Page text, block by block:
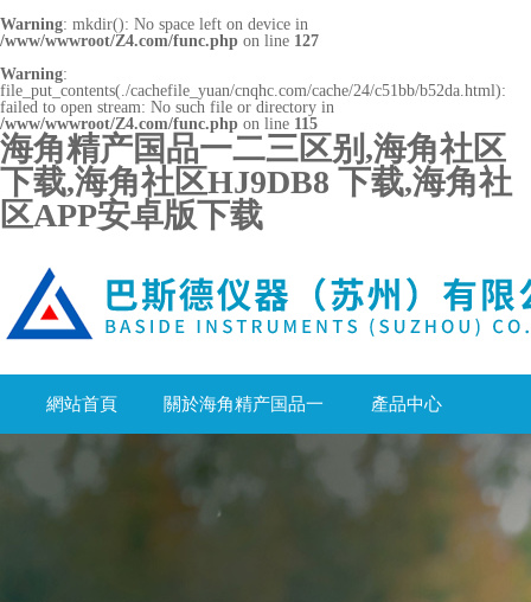
Warning: mkdir(): No space left on device in
/www/wwwroot/Z4.com/func.php on line 127
Warning:
file_put_contents(./cachefile_yuan/cnqhc.com/cache/24/c51bb/b52da.html):
failed to open stream: No such file or directory in
/www/wwwroot/Z4.com/func.php on line 115
海角精产国品一二三区别,海角社区
下载,海角社区HJ9DB8 下载,海角社
区APP安卓版下载
網站首頁 關於海角精产国品一 產品中心